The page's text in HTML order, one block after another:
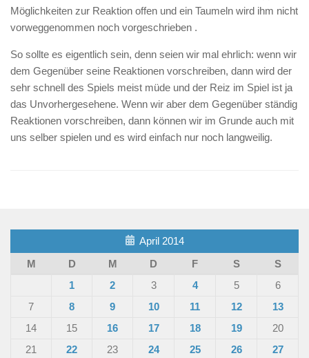
Möglichkeiten zur Reaktion offen und ein Taumeln wird ihm nicht
vorweggenommen noch vorgeschrieben .
So sollte es eigentlich sein, denn seien wir mal ehrlich: wenn wir
dem Gegenüber seine Reaktionen vorschreiben, dann wird der
sehr schnell des Spiels meist müde und der Reiz im Spiel ist ja
das Unvorhergesehene. Wenn wir aber dem Gegenüber ständig
Reaktionen vorschreiben, dann können wir im Grunde auch mit
uns selber spielen und es wird einfach nur noch langweilig.
April 2014
M
D M D F S
S
1
2 3 4 5
6
7
8 9 10 11 12
13
14
15 16 17 18 19
20
21
22 23 24 25 26
27